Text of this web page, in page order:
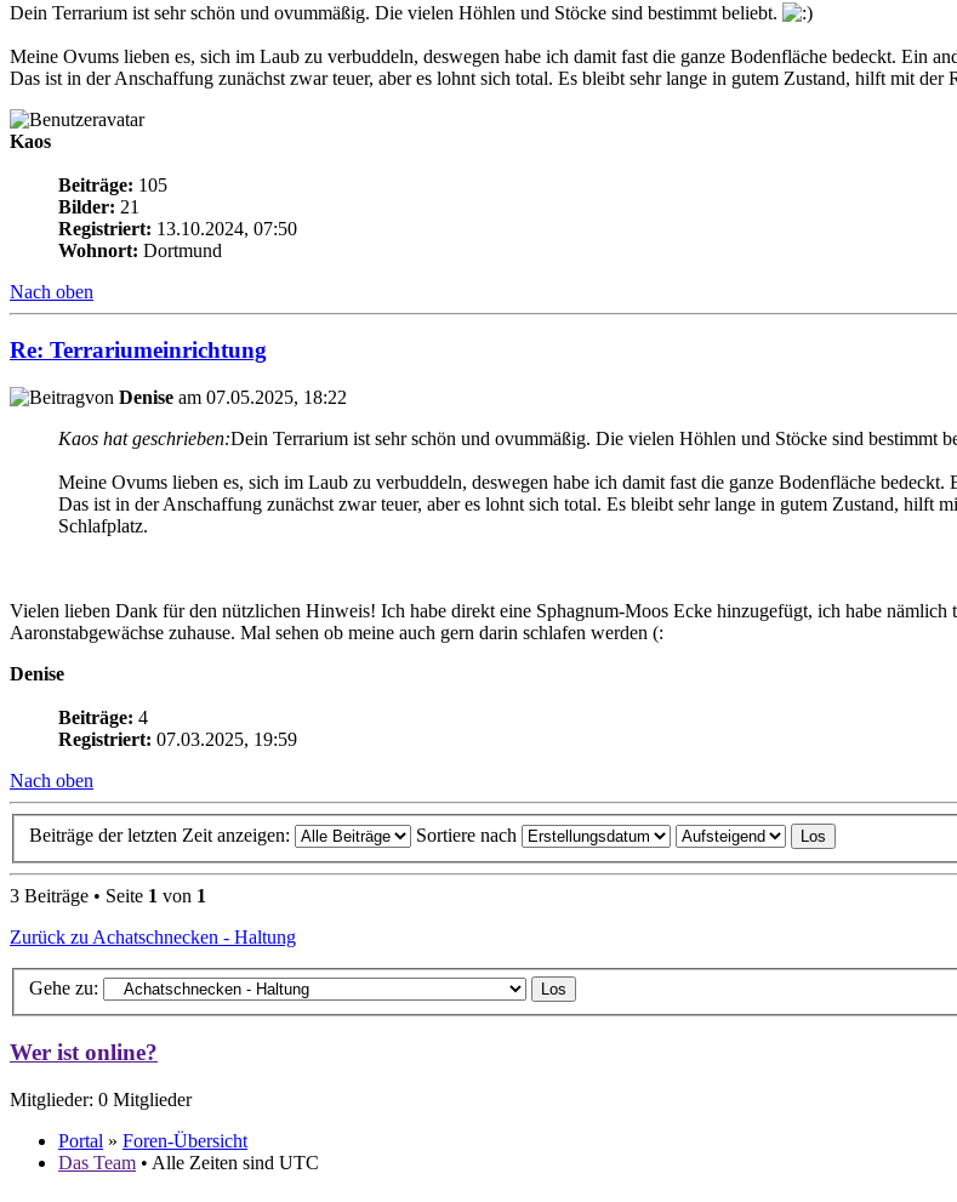
Dein Terrarium ist sehr schön und ovummäßig. Die vielen Höhlen und Stöcke sind bestimmt beliebt.
Meine Ovums lieben es, sich im Laub zu verbuddeln, deswegen habe ich damit fast die ganze Bodenfläche bedeckt. Ein
Das ist in der Anschaffung zunächst zwar teuer, aber es lohnt sich total. Es bleibt sehr lange in gutem Zustand, hilft mit
Kaos
Beiträge: 105
Bilder: 21
Registriert: 13.10.2024, 07:50
Wohnort: Dortmund
Nach oben
Re: Terrariumeinrichtung
von Denise am 07.05.2025, 18:22
Kaos hat geschrieben:Dein Terrarium ist sehr schön und ovummäßig. Die vielen Höhlen und Stöcke sind bestimmt
Meine Ovums lieben es, sich im Laub zu verbuddeln, deswegen habe ich damit fast die ganze Bodenfläche
Das ist in der Anschaffung zunächst zwar teuer, aber es lohnt sich total. Es bleibt sehr lange in gutem Zustand, hilft
Schlafplatz.
Vielen lieben Dank für den nützlichen Hinweis! Ich habe direkt eine Sphagnum-Moos Ecke hinzugefügt, ich habe
Aaronstabgewächse zuhause. Mal sehen ob meine auch gern darin schlafen werden (:
Denise
Beiträge: 4
Registriert: 07.03.2025, 19:59
Nach oben
Beiträge der letzten Zeit anzeigen: Sortiere nach
3 Beiträge • Seite 1 von 1
Zurück zu Achatschnecken - Haltung
Gehe zu:
Wer ist online?
Mitglieder: 0 Mitglieder
Portal » Foren-Übersicht
Das Team • Alle Zeiten sind UTC